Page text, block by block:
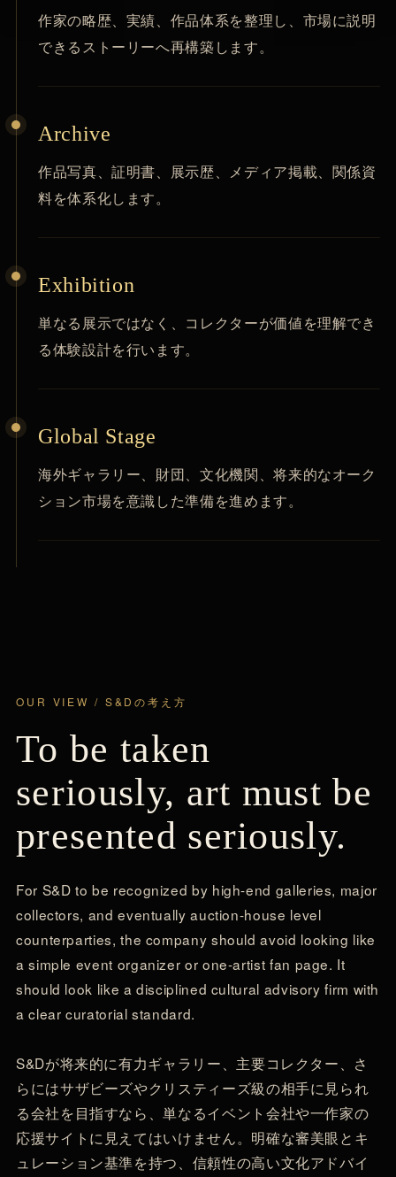
作家の略歴、実績、作品体系を整理し、市場に説明
できるストーリーへ再構築します。
Archive
作品写真、証明書、展示歴、メディア掲載、関係資
料を体系化します。
Exhibition
単なる展示ではなく、コレクターが価値を理解でき
る体験設計を行います。
Global Stage
海外ギャラリー、財団、文化機関、将来的なオーク
ション市場を意識した準備を進めます。
OUR VIEW / S&Dの考え方
To be taken
seriously, art must be
presented seriously.
For S&D to be recognized by high-end galleries, major
collectors, and eventually auction-house level
counterparties, the company should avoid looking like
a simple event organizer or one-artist fan page. It
should look like a disciplined cultural advisory firm with
a clear curatorial standard.
S&Dが将来的に有力ギャラリー、主要コレクター、さ
らにはサザビーズやクリスティーズ級の相手に見られ
る会社を目指すなら、単なるイベント会社や一作家の
応援サイトに見えてはいけません。明確な審美眼とキ
ュレーション基準を持つ、信頼性の高い文化アドバイ